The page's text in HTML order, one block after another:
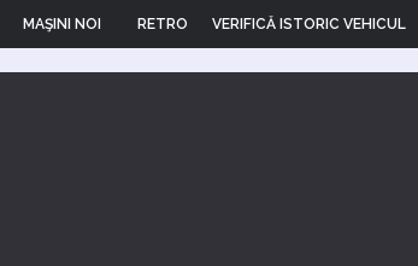
MAŞINI NOI RETRO VERIFICĂ ISTORIC VEHICUL